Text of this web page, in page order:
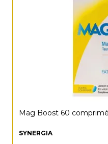
Mag Boost 60
SYNERGIA